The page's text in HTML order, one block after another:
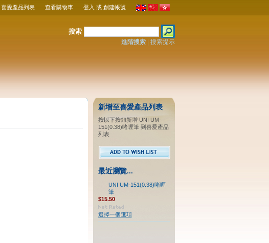
喜愛產品列表 查看購物車 登入 或 創建帳號
搜索
進階搜索| 搜索提示
新增至喜愛產品列表
按以下按鈕新增 UNI UM-
151(0.38)啫喱筆 到喜愛產品
列表
最近瀏覽...
UNI UM-151(0.38)啫喱
筆
$15.50
選擇一個選項